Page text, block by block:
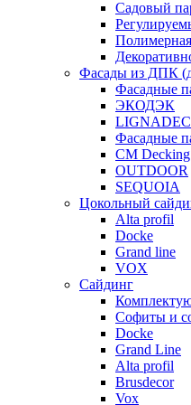
Садовый
Полимерная
Фасады из ДПК
Фасадные
ЭКОДЭК
Фасадные
CM Decking
OUTDOOR
SEQUOIA
Цокольный
Alta profil
Docke
Grand line
VOX
Сайдинг
Софиты и
Docke
Grand Line
Alta profil
Brusdecor
Vox